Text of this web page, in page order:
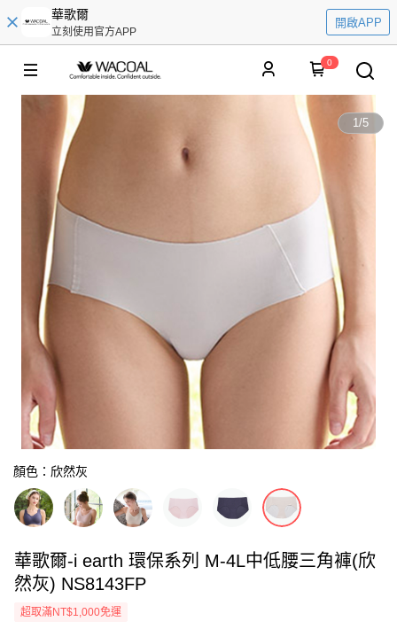
華歌爾
立刻使用官方APP
開啟APP
0
1/5
顏色：欣然灰
華歌爾-i earth 環保系列 M-4L中低腰三角褲(欣
然灰) NS8143FP
超取滿NT$1,000免運